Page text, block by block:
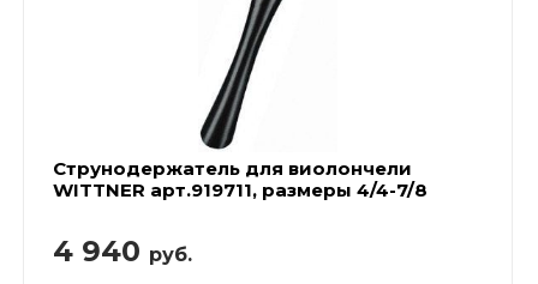
Струнодержатель для виолончели
WITTNER арт.919711, размеры 4/4-7/8
4 940 руб.